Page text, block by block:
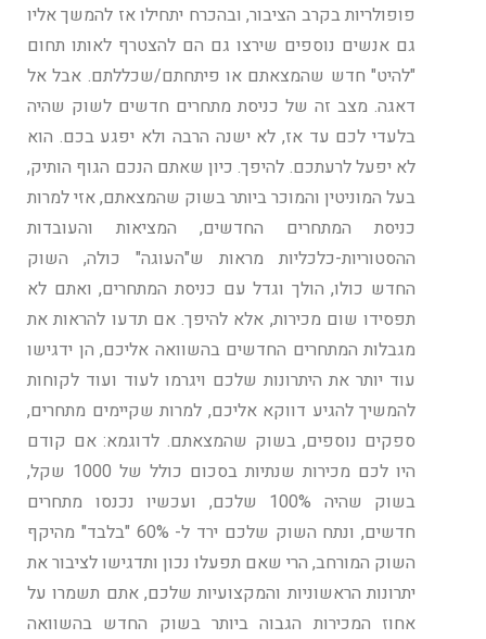
פופולריות בקרב הציבור, ובהכרח יתחילו אז להמשך אליו
גם אנשים נוספים שירצו גם הם להצטרף לאותו תחום
"להיט" חדש שהמצאתם או פיתחתם/שכללתם. אבל אל
דאגה. מצב זה של כניסת מתחרים חדשים לשוק שהיה
בלעדי לכם עד אז, לא ישנה הרבה ולא יפגע בכם. הוא
לא יפעל לרעתכם. להיפך. כיון שאתם הנכם הגוף הותיק,
בעל המוניטין והמוכר ביותר בשוק שהמצאתם, אזי למרות
כניסת המתחרים החדשים, המציאות והעובדות
ההסטוריות-כלכליות מראות ש"העוגה" כולה, השוק
החדש כולו, הולך וגדל עם כניסת המתחרים, ואתם לא
תפסידו שום מכירות, אלא להיפך. אם תדעו להראות את
מגבלות המתחרים החדשים בהשוואה אליכם, הן ידגישו
עוד יותר את היתרונות שלכם ויגרמו לעוד ועוד לקוחות
להמשיך להגיע דווקא אליכם, למרות שקיימים מתחרים,
ספקים נוספים, בשוק שהמצאתם. לדוגמא: אם קודם
היו לכם מכירות שנתיות בסכום כולל של 1000 שקל,
בשוק שהיה 100% שלכם, ועכשיו נכנסו מתחרים
חדשים, ונתח השוק שלכם ירד ל- 60% "בלבד" מהיקף
השוק המורחב, הרי שאם תפעלו נכון ותדגישו לציבור את
יתרונות הראשוניות והמקצועיות שלכם, אתם תשמרו על
אחוז המכירות הגבוה ביותר בשוק החדש בהשוואה